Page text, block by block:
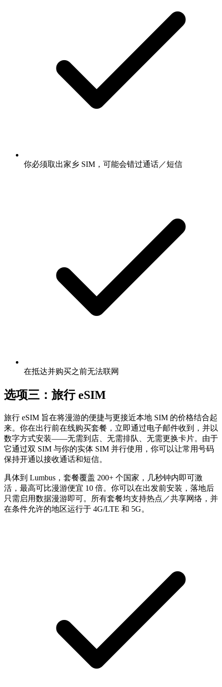
你必须取出家乡 SIM，可能会错过通话／短信
在抵达并购买之前无法联网
选项三：旅行 eSIM
旅行 eSIM 旨在将漫游的便捷与更接近本地 SIM 的价格结合起
来。你在出行前在线购买套餐，立即通过电子邮件收到，并以
数字方式安装——无需到店、无需排队、无需更换卡片。由于
它通过双 SIM 与你的实体 SIM 并行使用，你可以让常用号码
保持开通以接收通话和短信。
具体到 Lumbus，套餐覆盖 200+ 个国家，几秒钟内即可激
活，最高可比漫游便宜 10 倍。你可以在出发前安装，落地后
只需启用数据漫游即可。所有套餐均支持热点／共享网络，并
在条件允许的地区运行于 4G/LTE 和 5G。